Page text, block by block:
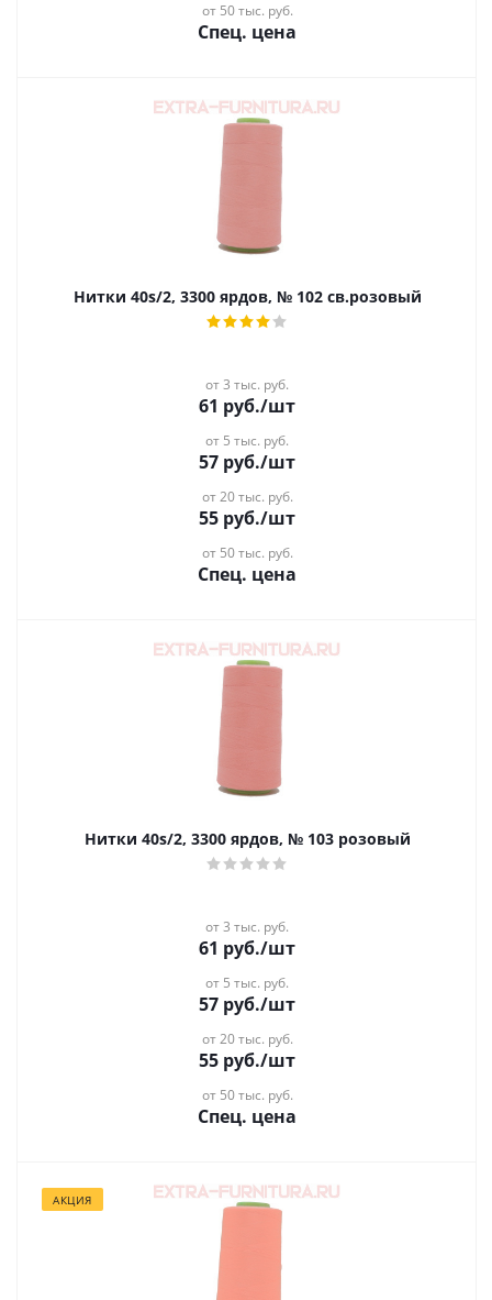
от 50 тыс. руб.
Спец. цена
Нитки 40s/2, 3300 ярдов, № 102 св.розовый
от 3 тыс. руб.
61 руб./шт
от 5 тыс. руб.
57 руб./шт
от 20 тыс. руб.
55 руб./шт
от 50 тыс. руб.
Спец. цена
Нитки 40s/2, 3300 ярдов, № 103 розовый
от 3 тыс. руб.
61 руб./шт
от 5 тыс. руб.
57 руб./шт
от 20 тыс. руб.
55 руб./шт
от 50 тыс. руб.
Спец. цена
АКЦИЯ